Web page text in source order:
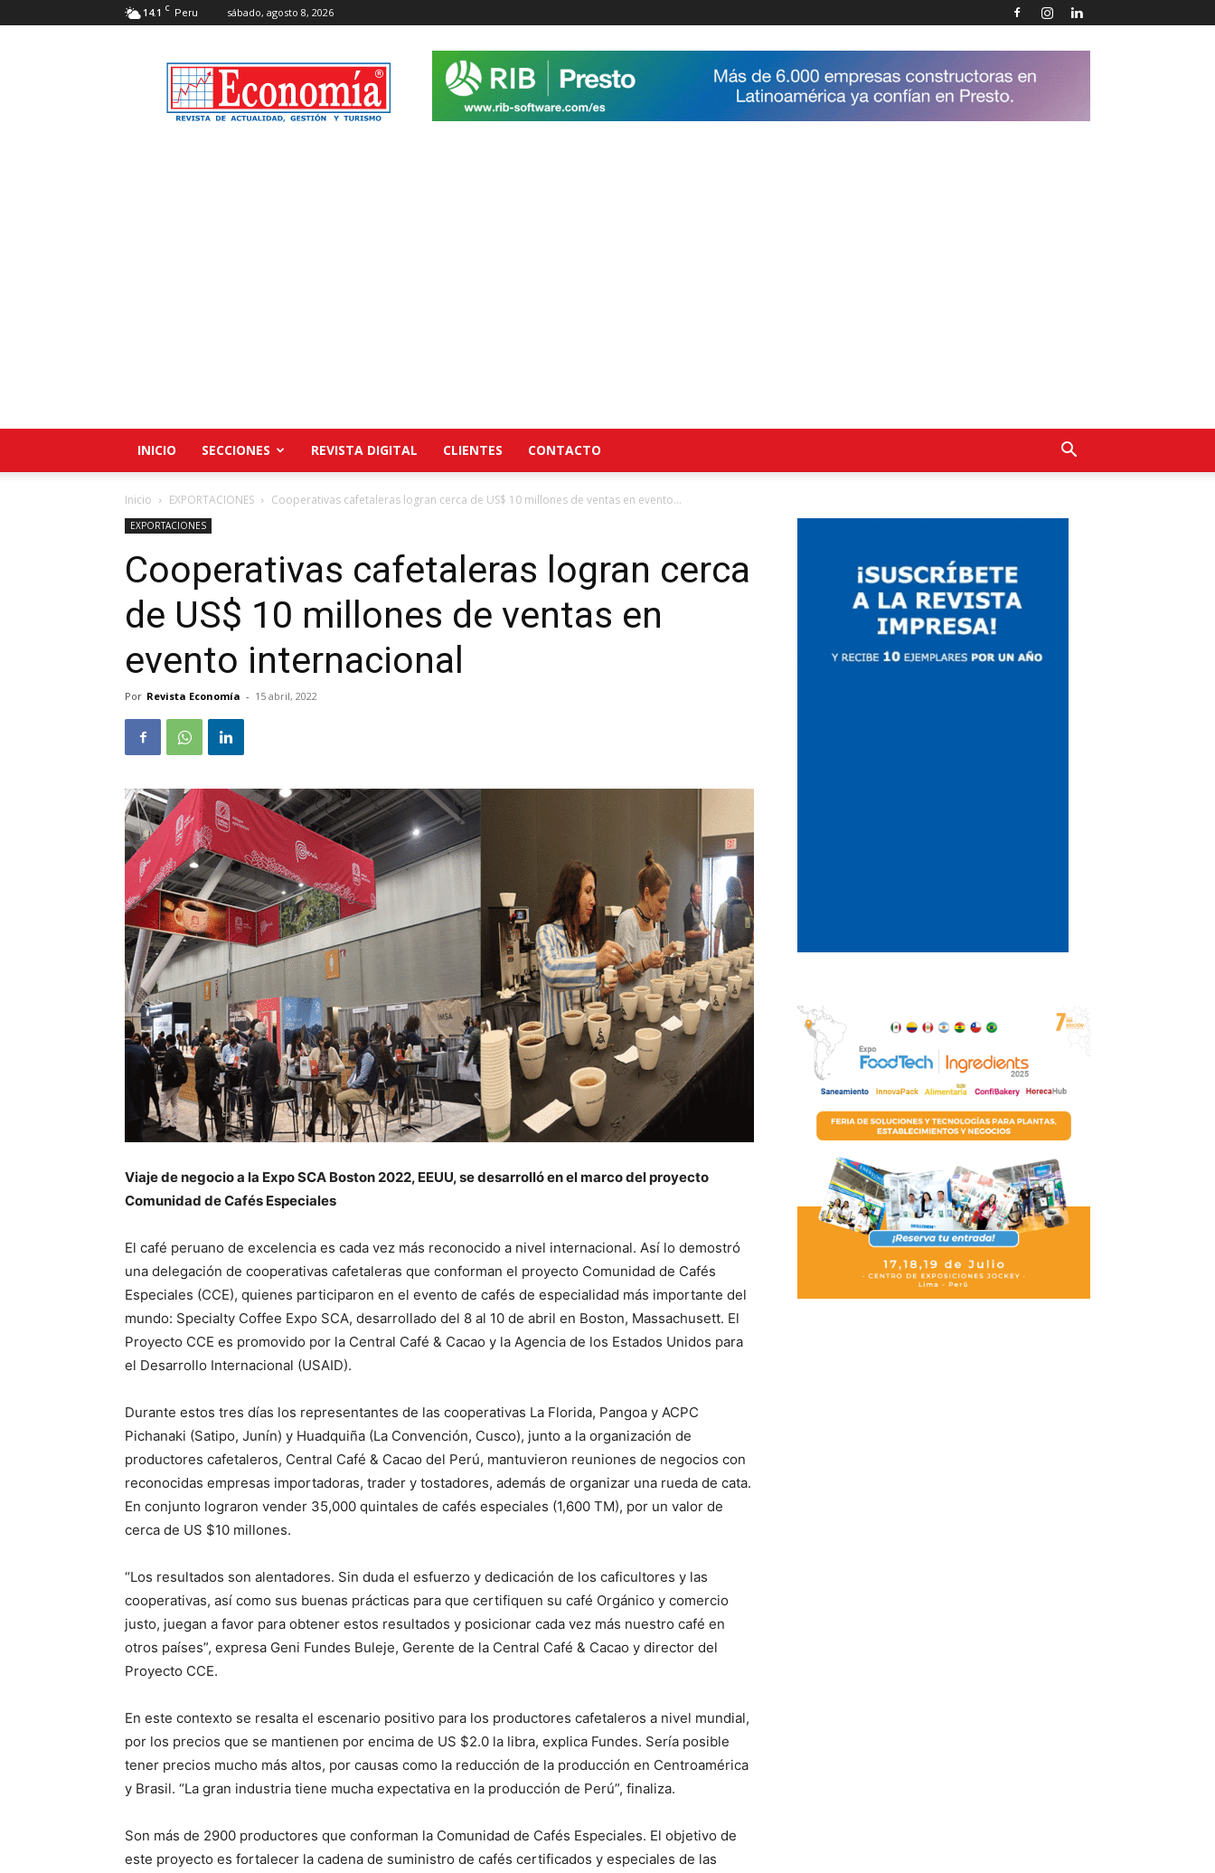
14.1 C Peru sábado, agosto 8, 2026
Revista
Economía
INICIO SECCIONES REVISTA DIGITAL CLIENTES CONTACTO
Inicio EXPORTACIONES Cooperativas cafetaleras logran cerca de US$ 10 millones de ventas en evento...
EXPORTACIONES
Cooperativas cafetaleras logran cerca
de US$ 10 millones de ventas en
evento internacional
Por Revista Economía - 15 abril, 2022
Viaje de negocio a la Expo SCA Boston 2022, EEUU, se desarrolló en el marco del proyecto
Comunidad de Cafés Especiales
El café peruano de excelencia es cada vez más reconocido a nivel internacional. Así lo demostró
una delegación de cooperativas cafetaleras que conforman el proyecto Comunidad de Cafés
Especiales (CCE), quienes participaron en el evento de cafés de especialidad más importante del
mundo: Specialty Coffee Expo SCA, desarrollado del 8 al 10 de abril en Boston, Massachusett. El
Proyecto CCE es promovido por la Central Café & Cacao y la Agencia de los Estados Unidos para
el Desarrollo Internacional (USAID).
Durante estos tres días los representantes de las cooperativas La Florida, Pangoa y ACPC
Pichanaki (Satipo, Junín) y Huadquiña (La Convención, Cusco), junto a la organización de
productores cafetaleros, Central Café & Cacao del Perú, mantuvieron reuniones de negocios con
reconocidas empresas importadoras, trader y tostadores, además de organizar una rueda de cata.
En conjunto lograron vender 35,000 quintales de cafés especiales (1,600 TM), por un valor de
cerca de US $10 millones.
“Los resultados son alentadores. Sin duda el esfuerzo y dedicación de los caficultores y las
cooperativas, así como sus buenas prácticas para que certifiquen su café Orgánico y comercio
justo, juegan a favor para obtener estos resultados y posicionar cada vez más nuestro café en
otros países”, expresa Geni Fundes Buleje, Gerente de la Central Café & Cacao y director del
Proyecto CCE.
En este contexto se resalta el escenario positivo para los productores cafetaleros a nivel mundial,
por los precios que se mantienen por encima de US $2.0 la libra, explica Fundes. Sería posible
tener precios mucho más altos, por causas como la reducción de la producción en Centroamérica
y Brasil. “La gran industria tiene mucha expectativa en la producción de Perú”, finaliza.
Son más de 2900 productores que conforman la Comunidad de Cafés Especiales. El objetivo de
este proyecto es fortalecer la cadena de suministro de cafés certificados y especiales de las